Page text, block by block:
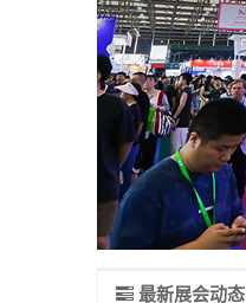
最新展会动态